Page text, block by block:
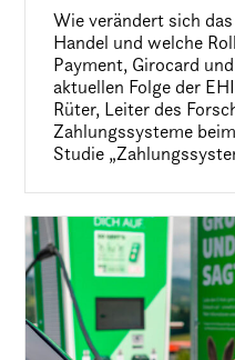
Wie verändert sich
Handel und welche
Payment, Girocard
aktuellen Folge der
Rüter, Leiter des
Zahlungssysteme
Studie